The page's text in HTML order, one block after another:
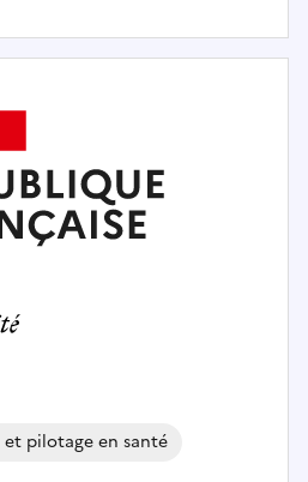
pilotage en santé